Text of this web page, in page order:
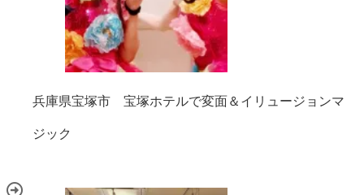
兵庫県宝塚市 宝塚ホテルで変面＆イリュージョンマ
ジック